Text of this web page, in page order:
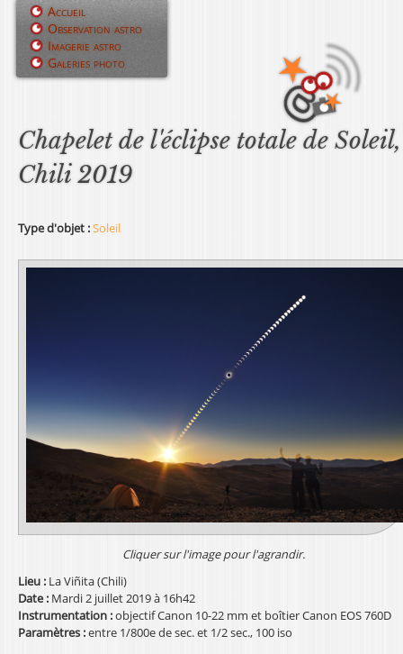
Jump to navigation
Chapelet de l'éclipse totale de Soleil,
Chili 2019
Type d'objet :Soleil
Cliquer sur l'image pour l'agrandir.
Lieu : La Viñita (Chili)
Date : Mardi 2 juillet 2019 à 16h42
Instrumentation :objectif Canon 10-22 mm et boîtier Canon EOS 760D
Paramètres :entre 1/800e de sec. et 1/2 sec., 100 iso
M
u
p
i
n
Accueil
Observation astro
Imagerie astro
Galeries photo